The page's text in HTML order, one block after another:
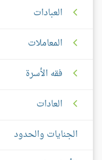
العبادات
المعاملات
فقه الأسرة
العادات
الجنايات والحدود